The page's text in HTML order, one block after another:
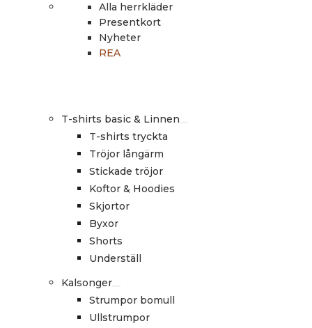
Alla herrkläder
Presentkort
Nyheter
REA
T-shirts basic & Linnen
T-shirts tryckta
Tröjor långärm
Stickade tröjor
Koftor & Hoodies
Skjortor
Byxor
Shorts
Underställ
Kalsonger
Strumpor bomull
Ullstrumpor